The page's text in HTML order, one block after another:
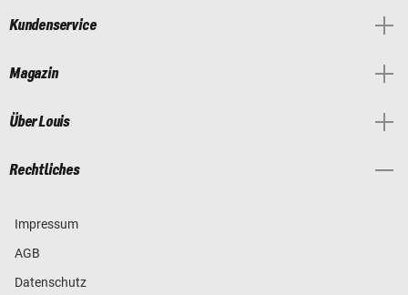
Kundenservice
Magazin
Über Louis
Rechtliches
Impressum
AGB
Datenschutz